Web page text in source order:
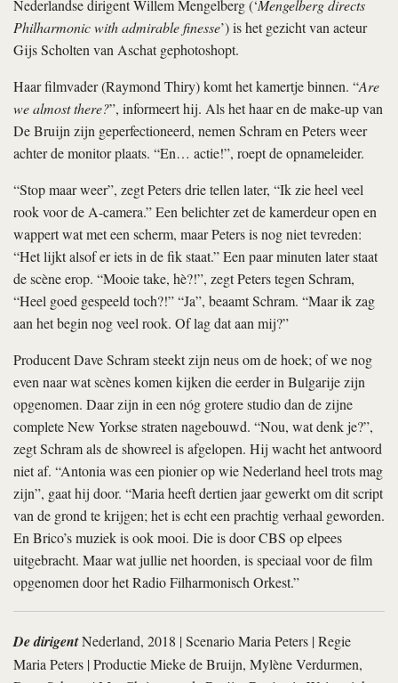
Nederlandse dirigent Willem Mengelberg (‘Mengelberg directs
Philharmonic with admirable finesse’) is het gezicht van acteur
Gijs Scholten van Aschat gephotoshopt.
Haar filmvader (Raymond Thiry) komt het kamertje binnen. “Are
we almost there?”, informeert hij. Als het haar en de make-up van
De Bruijn zijn geperfectioneerd, nemen Schram en Peters weer
achter de monitor plaats. “En… actie!”, roept de opnameleider.
“Stop maar weer”, zegt Peters drie tellen later, “Ik zie heel veel
rook voor de A-camera.” Een belichter zet de kamerdeur open en
wappert wat met een scherm, maar Peters is nog niet tevreden:
“Het lijkt alsof er iets in de fik staat.” Een paar minuten later staat
de scène erop. “Mooie take, hè?!”, zegt Peters tegen Schram,
“Heel goed gespeeld toch?!” “Ja”, beaamt Schram. “Maar ik zag
aan het begin nog veel rook. Of lag dat aan mij?”
Producent Dave Schram steekt zijn neus om de hoek; of we nog
even naar wat scènes komen kijken die eerder in Bulgarije zijn
opgenomen. Daar zijn in een nóg grotere studio dan de zijne
complete New Yorkse straten nagebouwd. “Nou, wat denk je?”,
zegt Schram als de showreel is afgelopen. Hij wacht het antwoord
niet af. “Antonia was een pionier op wie Nederland heel trots mag
zijn”, gaat hij door. “Maria heeft dertien jaar gewerkt om dit script
van de grond te krijgen; het is echt een prachtig verhaal geworden.
En Brico’s muziek is ook mooi. Die is door CBS op elpees
uitgebracht. Maar wat jullie net hoorden, is speciaal voor de film
opgenomen door het Radio Filharmonisch Orkest.”
De dirigentNederland, 2018 | Scenario Maria Peters | Regie
Maria Peters | Productie Mieke de Bruijn, Mylène Verdurmen,